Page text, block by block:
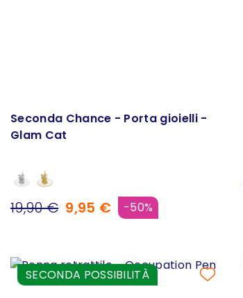
Seconda Chance - Porta gioielli -
Glam Cat
19,90 € 9,95 € -50%
SECONDA POSSIBILITÀ